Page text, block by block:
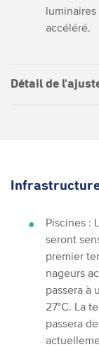
luminaires
accéléré.
Détail de
Piscines :
seront
premier
nageurs
passera à
27°C. La
passera